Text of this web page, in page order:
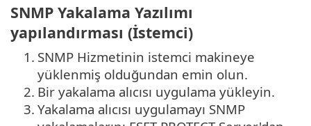
SNMP Yakalama Yazılımı
yapılandırması (İstemci)
1. SNMP Hizmetinin istemci makineye
yüklenmiş olduğundan emin olun.
2. Bir yakalama alıcısı uygulama yükleyin.
3. Yakalama alıcısı uygulamayı SNMP